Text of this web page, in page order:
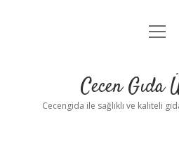
Anasayfa
Yasal
Cecen Gıda
Cecengida ile sağlıklı ve kaliteli